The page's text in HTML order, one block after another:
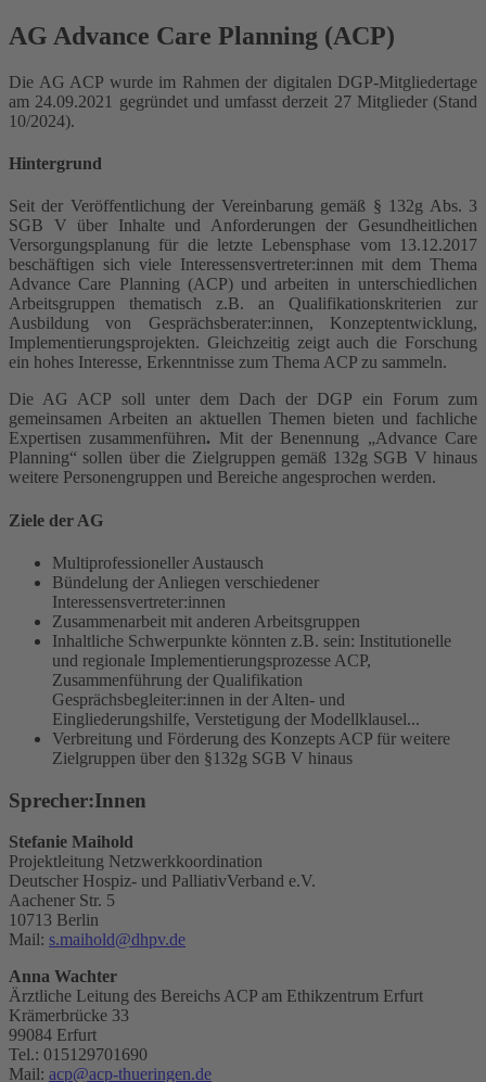
AG Advance Care Planning (ACP)
Die AG ACP wurde im Rahmen der digitalen DGP-Mitgliedertage
am 24.09.2021 gegründet und umfasst derzeit 27 Mitglieder (Stand
10/2024).
Hintergrund
Seit der Veröffentlichung der Vereinbarung gemäß § 132g Abs. 3
SGB V über Inhalte und Anforderungen der Gesundheitlichen
Versorgungsplanung für die letzte Lebensphase vom 13.12.2017
beschäftigen sich viele Interessensvertreter:innen mit dem Thema
Advance Care Planning (ACP) und arbeiten in unterschiedlichen
Arbeitsgruppen thematisch z.B. an Qualifikationskriterien zur
Ausbildung von Gesprächsberater:innen, Konzeptentwicklung,
Implementierungsprojekten. Gleichzeitig zeigt auch die Forschung
ein hohes Interesse, Erkenntnisse zum Thema ACP zu sammeln.
Die AG ACP soll unter dem Dach der DGP ein Forum zum
gemeinsamen Arbeiten an aktuellen Themen bieten und fachliche
Expertisen zusammenführen. Mit der Benennung „Advance Care
Planning“ sollen über die Zielgruppen gemäß 132g SGB V hinaus
weitere Personengruppen und Bereiche angesprochen werden.
Ziele der AG
Multiprofessioneller Austausch
Bündelung der Anliegen verschiedener
Interessensvertreter:innen
Zusammenarbeit mit anderen Arbeitsgruppen
Inhaltliche Schwerpunkte könnten z.B. sein: Institutionelle
und regionale Implementierungsprozesse ACP,
Zusammenführung der Qualifikation
Gesprächsbegleiter:innen in der Alten- und
Eingliederungshilfe, Verstetigung der Modellklausel...
Verbreitung und Förderung des Konzepts ACP für weitere
Zielgruppen über den §132g SGB V hinaus
Sprecher:Innen
Stefanie Maihold
Projektleitung Netzwerkkoordination
Deutscher Hospiz- und PalliativVerband e.V.
Aachener Str. 5
10713 Berlin
Mail: s.maihold@dhpv.de
Anna Wachter
Ärztliche Leitung des Bereichs ACP am Ethikzentrum Erfurt
Krämerbrücke 33
99084 Erfurt
Tel.: 015129701690
Mail: acp@acp-thueringen.de